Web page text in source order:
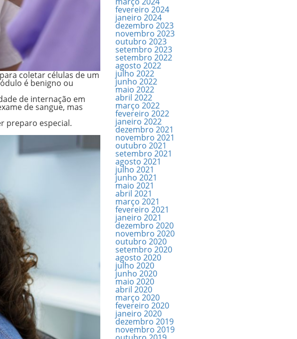
coletar células de um
é benigno ou
de internação em
de sangue, mas
preparo especial.
fevereiro 2024
janeiro 2024
dezembro 2023
novembro 2023
outubro 2023
setembro 2023
setembro 2022
agosto 2022
julho 2022
junho 2022
maio 2022
abril 2022
março 2022
fevereiro 2022
janeiro 2022
dezembro 2021
novembro 2021
outubro 2021
setembro 2021
agosto 2021
julho 2021
junho 2021
maio 2021
abril 2021
março 2021
fevereiro 2021
janeiro 2021
dezembro 2020
novembro 2020
outubro 2020
setembro 2020
agosto 2020
julho 2020
junho 2020
maio 2020
abril 2020
março 2020
fevereiro 2020
janeiro 2020
dezembro 2019
novembro 2019